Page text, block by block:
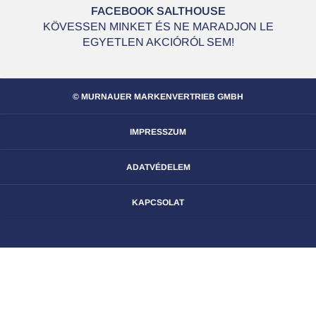
FACEBOOK SALTHOUSE
KÖVESSEN MINKET ÉS NE MARADJON LE
EGYETLEN AKCIÓRÓL SEM!
© MURNAUER MARKENVERTRIEB GMBH
IMPRESSZUM
ADATVÉDELEM
KAPCSOLAT